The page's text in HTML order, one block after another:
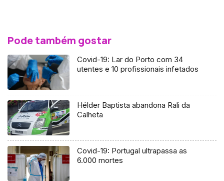
Pode também gostar
Covid-19: Lar do Porto com 34
utentes e 10 profissionais infetados
Hélder Baptista abandona Rali da
Calheta
Covid-19: Portugal ultrapassa as
6.000 mortes